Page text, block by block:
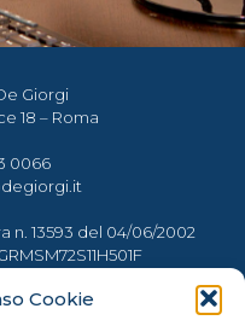
Cookie
Giorgi
18 – Roma
0066
n. 13593 del 04/06/2002